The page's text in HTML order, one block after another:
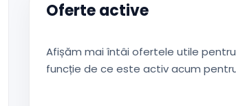
Oferte active
Afișăm mai întâi ofertele utile
funcție de ce este activ acum